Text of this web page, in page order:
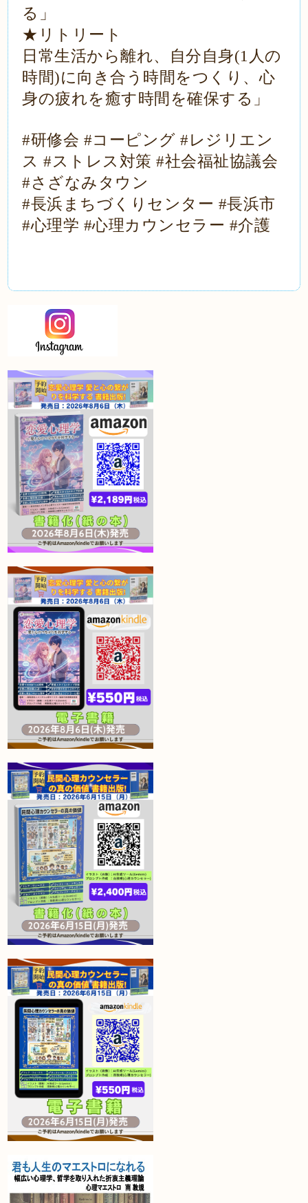
る」
★リトリート
日常生活から離れ、自分自身(1人の
時間)に向き合う時間をつくり、心
身の疲れを癒す時間を確保する」
#研修会 #コーピング #レジリエン
ス #ストレス対策 #社会福祉協議会
#さざなみタウン
#長浜まちづくりセンター #長浜市
#心理学 #心理カウンセラー #介護